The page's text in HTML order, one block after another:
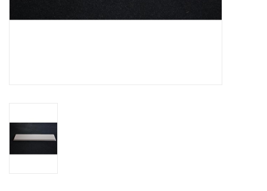
Gordijnen en Toebehoren
3-spaak stuurwiel